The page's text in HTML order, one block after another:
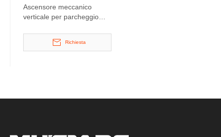
Ascensore meccanico
verticale per parcheggio
Richiesta